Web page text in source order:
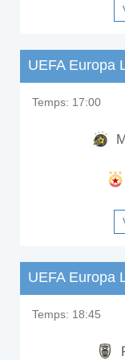
UEFA Europa
Temps: 17:00
UEFA Europa
Temps: 18:45